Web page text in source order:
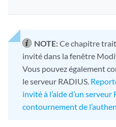
NOTE:Ce chapitre
invité dans la fenêtre
Vous pouvez également
le serveur RADIUS.
invité à l’aide d’un serveur
contournement de